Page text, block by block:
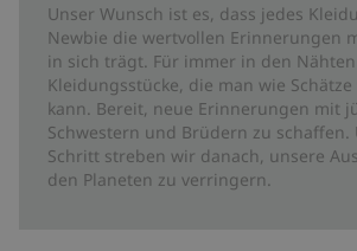
Unser Wunsch ist es, dass jedes
Newbie die wertvollen Erinnerungen
in sich trägt. Für immer in den Nähten
Kleidungsstücke, die man wie
kann. Bereit, neue Erinnerungen mit
Schwestern und Brüdern zu schaffen.
Schritt streben wir danach, unsere
den Planeten zu verringern.